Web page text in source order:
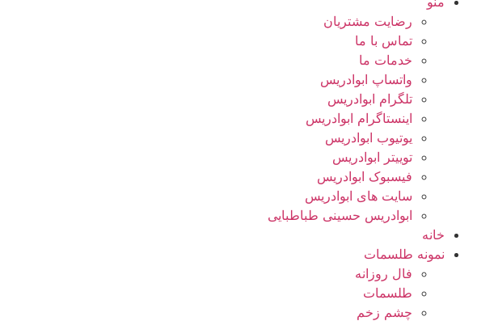
رضایت مشتریان
تماس با ما
خدمات ما
واتساپ ابوادریس
تلگرام ابوادریس
اینستاگرام ابوادریس
یوتیوب ابوادریس
توییتر ابوادریس
فیسبوک ابوادریس
سایت های ابوادریس
ابوادریس حسینی طباطبایی
خانه
نمونه طلسمات
فال روزانه
طلسمات
چشم زخم